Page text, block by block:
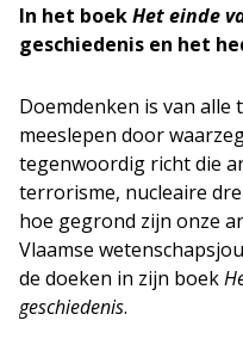
In het boekHet einde
geschiedenis en het
Doemdenken is van alle
meeslepen door
tegenwoordig richt die
terrorisme, nucleaire
hoe gegrond zijn onze
Vlaamse
de doeken in zijn boek
geschiedenis.